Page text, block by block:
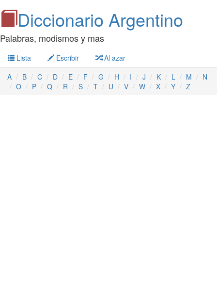
Diccionario Argentino
Palabras, modismos y mas
Lista Escribir
Al azar
A
B C D E F G H I J K L M
N
O
P Q R S T U V W X Y Z